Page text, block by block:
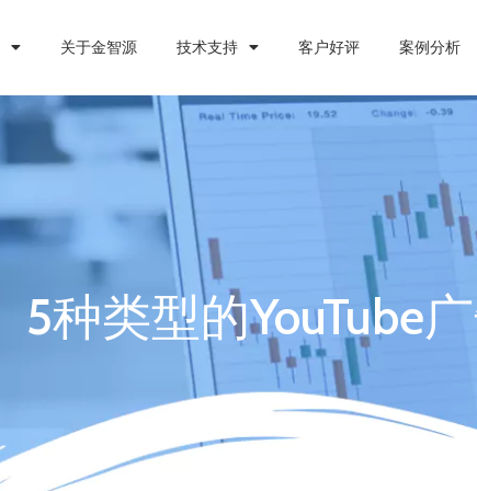
关于金智源 技术支持 客户好评 案例分析
5种类型的YouTube